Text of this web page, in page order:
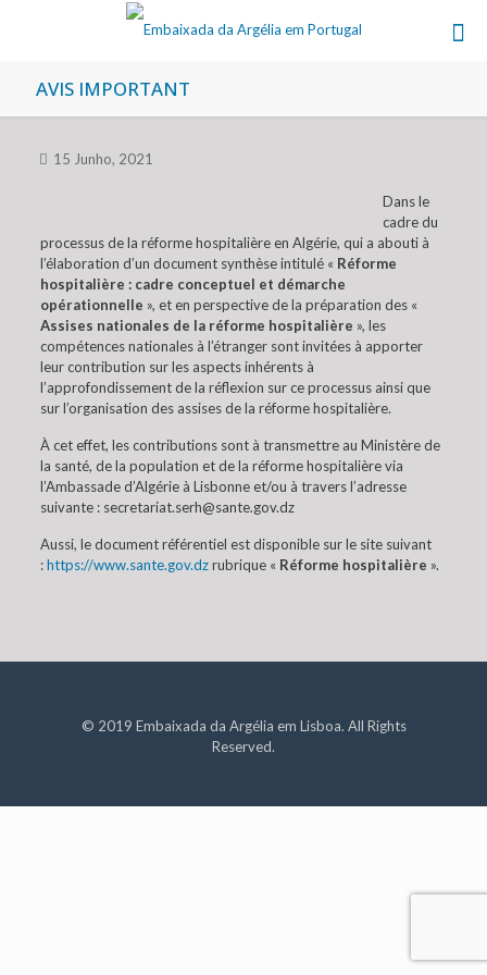
AVIS IMPORTANT
15 Junho, 2021
Dans le
cadre du
processus de la réforme hospitalière en Algérie, qui a abouti à
l’élaboration d’un document synthèse intitulé « Réforme
hospitalière : cadre conceptuel et démarche
opérationnelle », et en perspective de la préparation des «
Assises nationales de la réforme hospitalière », les
compétences nationales à l’étranger sont invitées à apporter
leur contribution sur les aspects inhérents à
l’approfondissement de la réflexion sur ce processus ainsi que
sur l’organisation des assises de la réforme hospitalière.
À cet effet, les contributions sont à transmettre au Ministère de
la santé, de la population et de la réforme hospitalière via
l’Ambassade d’Algérie à Lisbonne et/ou à travers l’adresse
suivante : secretariat.serh@sante.gov.dz
Aussi, le document référentiel est disponible sur le site suivant
:https://www.sante.gov.dzrubrique « Réforme hospitalière ».
© 2019 Embaixada da Argélia em Lisboa. All Rights
Reserved.